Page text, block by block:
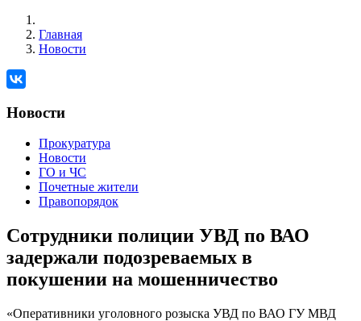
Главная
Новости
Новости
Прокуратура
Новости
ГО и ЧС
Почетные жители
Правопорядок
Сотрудники полиции УВД по ВАО
задержали подозреваемых в
покушении на мошенничество
«Оперативники уголовного розыска УВД по ВАО ГУ МВД